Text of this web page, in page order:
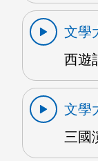
文學
西遊
文學
三國